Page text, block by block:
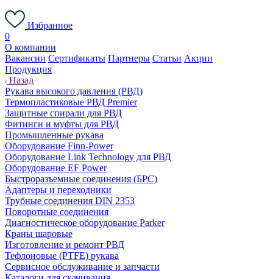
Избранное
0
О компании
Вакансии Сертификаты Партнеры Статьи Акции
Продукция
Назад
Рукава высокого давления (РВД)
Термопластиковые РВД Premier
Защитные спирали для РВД
Фитинги и муфты для РВД
Промышленные рукава
Оборудование Finn-Power
Оборудование Link Technology для РВД
Оборудование EF Power
Быстроразъемные соединения (БРС)
Адаптеры и переходники
Трубные соединения DIN 2353
Поворотные соединения
Диагностическое оборудование Parker
Краны шаровые
Изготовление и ремонт РВД
Тефлоновые (PTFE) рукава
Сервисное обслуживание и запчасти